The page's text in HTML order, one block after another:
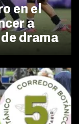
en el
a
drama